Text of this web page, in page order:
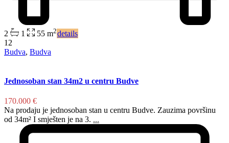
2 1 55 m2details
12
Budva, Budva
Jednosoban stan 34m2 u centru Budve
170.000 €
Na prodaju je jednosoban stan u centru Budve. Zauzima površinu
od 34m² I smješten je na 3. ...